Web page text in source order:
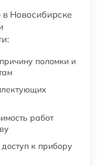
Новосибирске
поломки и
работ
к прибору